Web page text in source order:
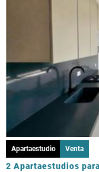
Apartaestudio Venta